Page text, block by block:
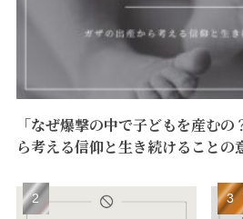
「なぜ爆撃の中で子どもを産む
ら考える信仰と生き続けることの